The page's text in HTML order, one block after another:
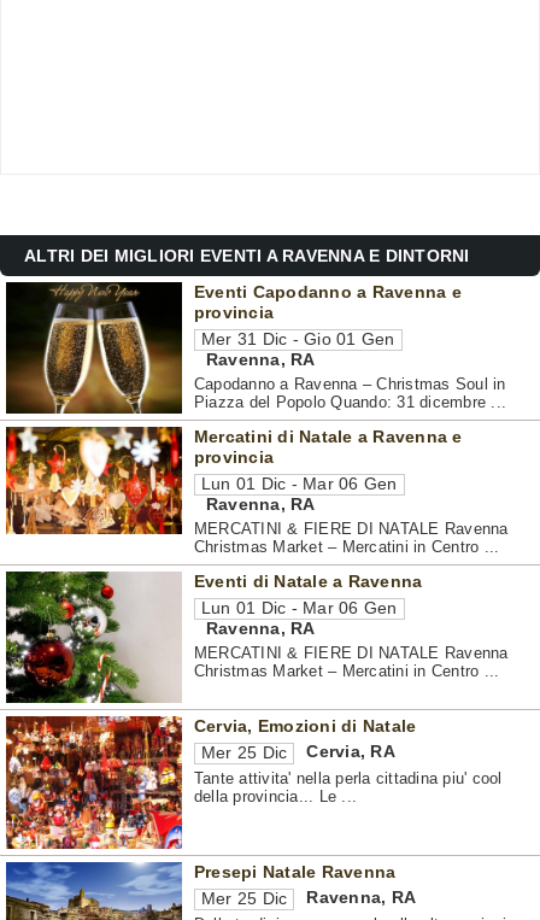
ALTRI DEI MIGLIORI EVENTI A RAVENNA E DINTORNI
Eventi Capodanno a Ravenna e
provincia
Mer 31 Dic - Gio 01 Gen
Ravenna, RA
Capodanno a Ravenna – Christmas Soul in
Piazza del Popolo Quando: 31 dicembre ...
Mercatini di Natale a Ravenna e
provincia
Lun 01 Dic - Mar 06 Gen
Ravenna, RA
MERCATINI & FIERE DI NATALE Ravenna
Christmas Market – Mercatini in Centro ...
Eventi di Natale a Ravenna
Lun 01 Dic - Mar 06 Gen
Ravenna, RA
MERCATINI & FIERE DI NATALE Ravenna
Christmas Market – Mercatini in Centro ...
Cervia, Emozioni di Natale
Mer 25 Dic Cervia, RA
Tante attivita' nella perla cittadina piu' cool
della provincia... Le ...
Presepi Natale Ravenna
Mer 25 Dic Ravenna, RA